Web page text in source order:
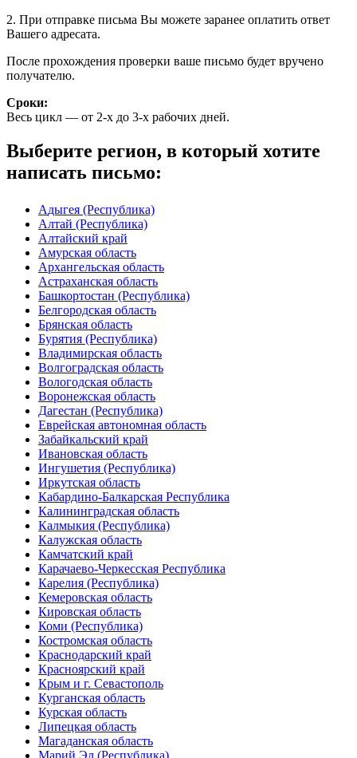
2. При отправке письма Вы можете заранее оплатить ответ
Вашего адресата.
После прохождения проверки ваше письмо будет вручено
получателю.
Сроки:
Весь цикл — от 2-х до 3-х рабочих дней.
Выберите регион, в который хотите
написать письмо:
Адыгея (Республика)
Алтай (Республика)
Алтайский край
Амурская область
Архангельская область
Астраханская область
Башкортостан (Республика)
Белгородская область
Брянская область
Бурятия (Республика)
Владимирская область
Волгоградская область
Вологодская область
Воронежская область
Дагестан (Республика)
Еврейская автономная область
Забайкальский край
Ивановская область
Ингушетия (Республика)
Иркутская область
Кабардино-Балкарская Республика
Калининградская область
Калмыкия (Республика)
Калужская область
Камчатский край
Карачаево-Черкесская Республика
Карелия (Республика)
Кемеровская область
Кировская область
Коми (Республика)
Костромская область
Краснодарский край
Красноярский край
Крым и г. Севастополь
Курганская область
Курская область
Липецкая область
Магаданская область
Марий Эл (Республика)